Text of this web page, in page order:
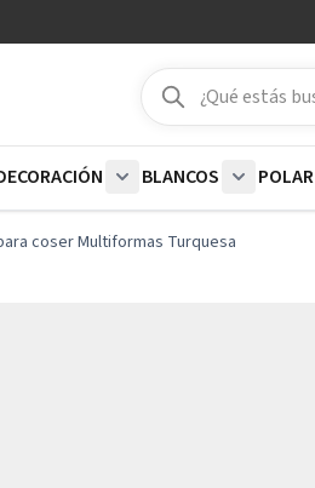
Buscar
Buscar
BLANCOS
POLAR
coser Multiformas Turquesa